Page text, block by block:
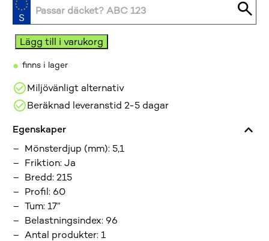
• finns i lager
Davanti
215/60R17
(
1
st
)
Lägg till i varukorg
Miljövänligt alternativ
Beräknad leveranstid 2-5 dagar
Egenskaper
Mönsterdjup (mm): 5,1
Friktion:Ja
Bredd:215
Profil: 60
Tum:17”
Belastningsindex: 96
Antal produkter:1